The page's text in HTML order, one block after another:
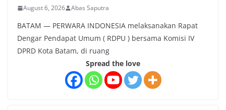
August 6, 2026 Abas Saputra
BATAM — PERWARA INDONESIA melaksanakan Rapat
Dengar Pendapat Umum ( RDPU ) bersama Komisi IV
DPRD Kota Batam, di ruang
Spread the love